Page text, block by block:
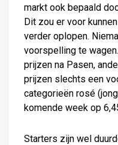
markt ook bepaald
Dit zou er voor
verder oplopen.
voorspelling te
prijzen na Pasen,
prijzen slechts een
categorieën rosé
komende week op
Starters zijn wel